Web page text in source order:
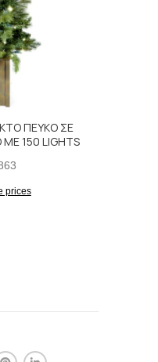
ΠΕΥΚΟ ΣΕ
150 LIGHTS
prices